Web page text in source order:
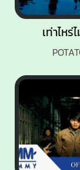
เท่าไหร่